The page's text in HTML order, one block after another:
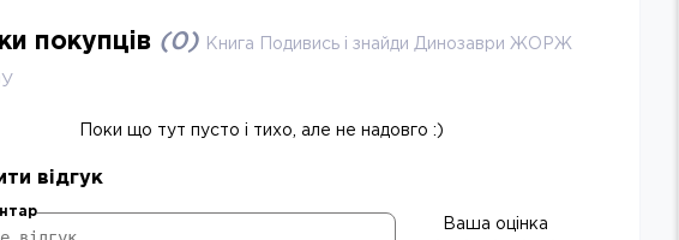
покупців (0) Книга Подивись і знайди Динозаври ЖОРЖ
Поки що тут пусто і тихо, але не надовго :)
відгук
Ваша оцінка